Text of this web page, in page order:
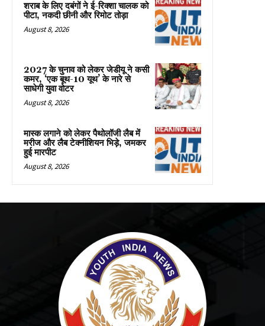
शराब के लिए दबंगों ने ई-रिक्शा चालक को
पीटा, नकदी छीनी और रिमोट तोड़ा
August 8, 2026
2027 के चुनाव को लेकर जेडीयू ने कसी
कमर, ‘एक बूथ-10 यूथ’ के नारे से
साधेगी युवा वोटर
August 8, 2026
मास्क लगाने को लेकर पैथोलॉजी लैब में
मरीज और लैब टेक्नीशियन भिड़े, जमकर
हुई मारपीट
August 8, 2026